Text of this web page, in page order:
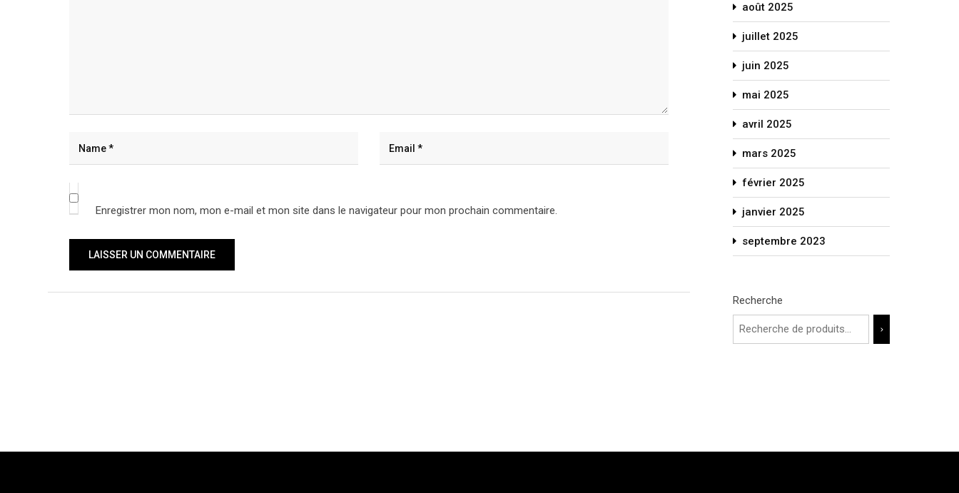
Enregistrer mon nom, mon e-mail et mon site dans le navigateur pour mon prochain commentaire.
août 2025
juillet 2025
juin 2025
mai 2025
avril 2025
mars 2025
février 2025
janvier 2025
septembre 2023
Recherche